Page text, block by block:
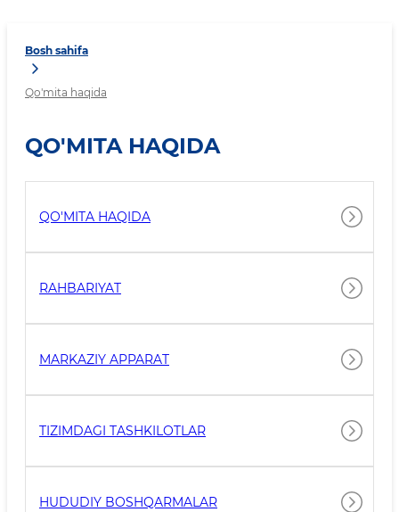
Bosh sahifa
Qo'mita haqida
QO'MITA HAQIDA
QO'MITA HAQIDA
RAHBARIYAT
MARKAZIY APPARAT
TIZIMDAGI TASHKILOTLAR
HUDUDIY BOSHQARMALAR